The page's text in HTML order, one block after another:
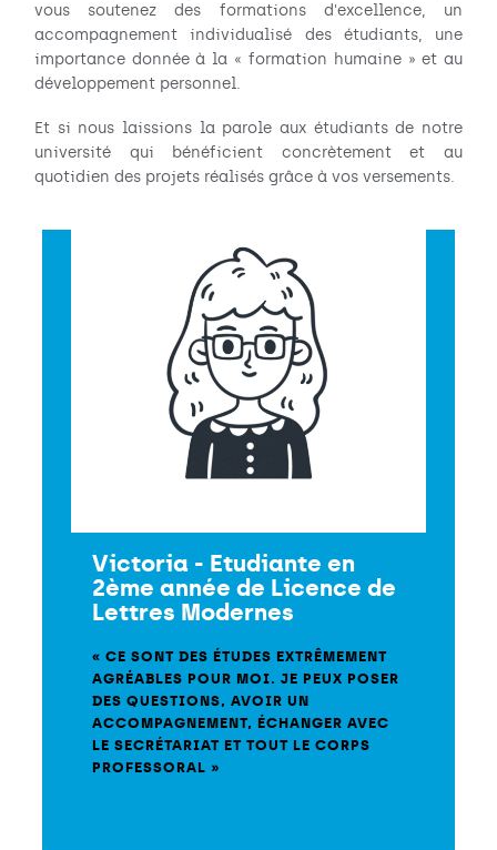
vous soutenez des formations d'excellence, un
accompagnement individualisé des étudiants, une
importance donnée à la « formation humaine » et au
développement personnel.
Et si nous laissions la parole aux étudiants de notre
université qui bénéficient concrètement et au
quotidien des projets réalisés grâce à vos versements.
Victoria - Etudiante en
2ème année de Licence de
Lettres Modernes
« CE SONT DES ÉTUDES EXTRÊMEMENT
AGRÉABLES POUR MOI. JE PEUX POSER
DES QUESTIONS, AVOIR UN
ACCOMPAGNEMENT, ÉCHANGER AVEC
LE SECRÉTARIAT ET TOUT LE CORPS
PROFESSORAL »